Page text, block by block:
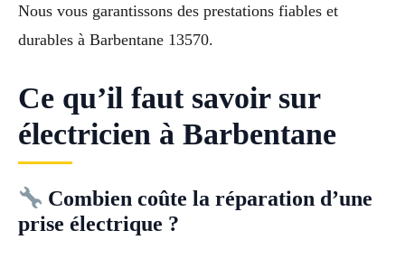
Nous vous garantissons des prestations fiables et
durables à Barbentane 13570.
Ce qu’il faut savoir sur
électricien à Barbentane
Combien coûte la réparation d’une
prise électrique ?